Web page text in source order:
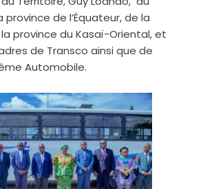
province de l’Équateur, de la
province du Kasaï-Oriental, et
de Transco ainsi que de
Automobile.